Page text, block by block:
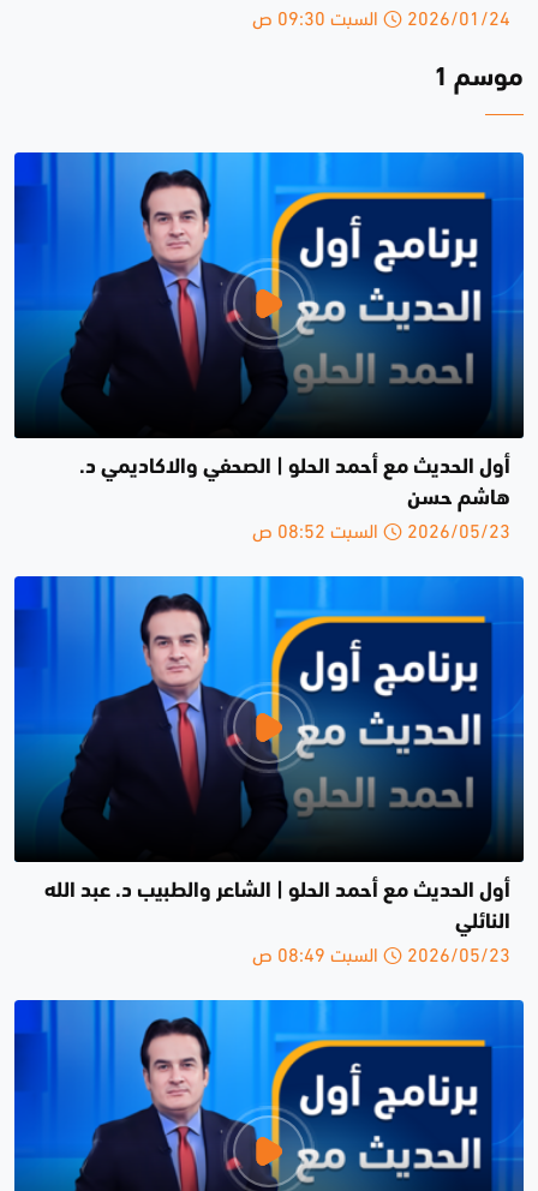
2026/01/24 السبت 09:30 ص
موسم 1
أول الحديث مع أحمد الحلو | الصحفي والاكاديمي د.
هاشم حسن
2026/05/23 السبت 08:52 ص
أول الحديث مع أحمد الحلو | الشاعر والطبيب د. عبد الله
النائلي
2026/05/23 السبت 08:49 ص